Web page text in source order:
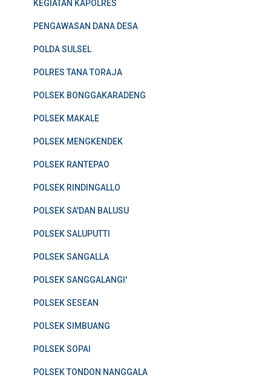
KEGIATAN KAPOLRES
PENGAWASAN DANA DESA
POLDA SULSEL
POLRES TANA TORAJA
POLSEK BONGGAKARADENG
POLSEK MAKALE
POLSEK MENGKENDEK
POLSEK RANTEPAO
POLSEK RINDINGALLO
POLSEK SA'DAN BALUSU
POLSEK SALUPUTTI
POLSEK SANGALLA
POLSEK SANGGALANGI'
POLSEK SESEAN
POLSEK SIMBUANG
POLSEK SOPAI
POLSEK TONDON NANGGALA